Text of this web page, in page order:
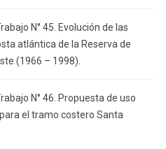
N° 45. Evolución de las
atlántica de la Reserva de
(1966 – 1998).
N° 46. Propuesta de uso
el tramo costero Santa